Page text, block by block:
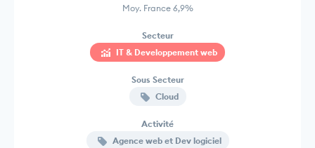
Moy. France 6,9%
Secteur
IT & Developpement web
Sous Secteur
Cloud
Activité
Agence web et Dev logiciel